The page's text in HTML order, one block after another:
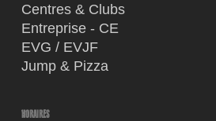
Centres & Clubs
Entreprise - CE
EVG / EVJF
Jump & Pizza
HORAIRES